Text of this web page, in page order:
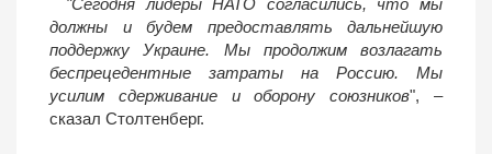
"Сегодня лидеры НАТО согласились, что мы
должны и будем предоставлять дальнейшую
поддержку Украине. Мы продолжим возлагать
беспрецедентные затраты на Россию. Мы
усилим сдерживание и оборону союзников", –
сказал Столтенберг.